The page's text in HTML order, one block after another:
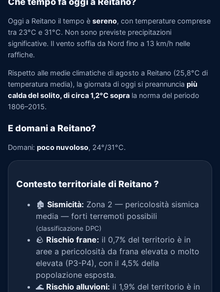
Oggi a Reitano il tempo è sereno, con temperature comprese
tra 23°C e 31°C. Non sono previste precipitazioni
significative. Il vento soffia da Nord fino a 13 km/h nelle
raffiche.
Rispetto alle medie climatiche di agosto a Reitano (25,8°C di
temperatura media), la giornata di oggi si preannuncia più
calda del solito, di circa 1,2°C sopra la norma del periodo
1806–2015.
E domani a Reitano?
Domani: poco nuvoloso, 24°/31°C.
Contesto territoriale di Reitano?
🏚️ Sismicità: Zona 2 — pericolosità sismica
media — forti terremoti possibili
(classificazione DPC)
🪨 Rischio frane: il 0,7% del territorio è in
aree a pericolosità da frana elevata o molto
elevata (P3-P4), con il 4,5% della
popolazione esposta.
🌊 Rischio alluvioni: il 1,9% del territorio è in